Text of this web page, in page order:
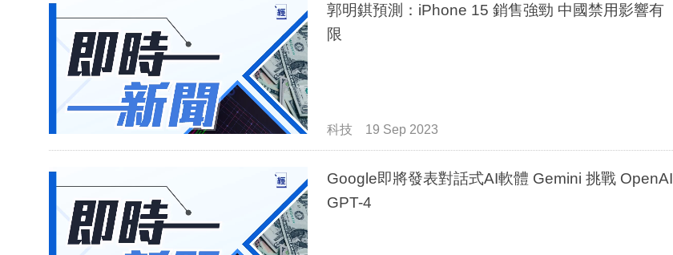
郭明錤預測：iPhone 15 銷售強勁 中國禁用影響有
限
科技 19 Sep 2023
Google即將發表對話式AI軟體 Gemini 挑戰 OpenAI
GPT-4